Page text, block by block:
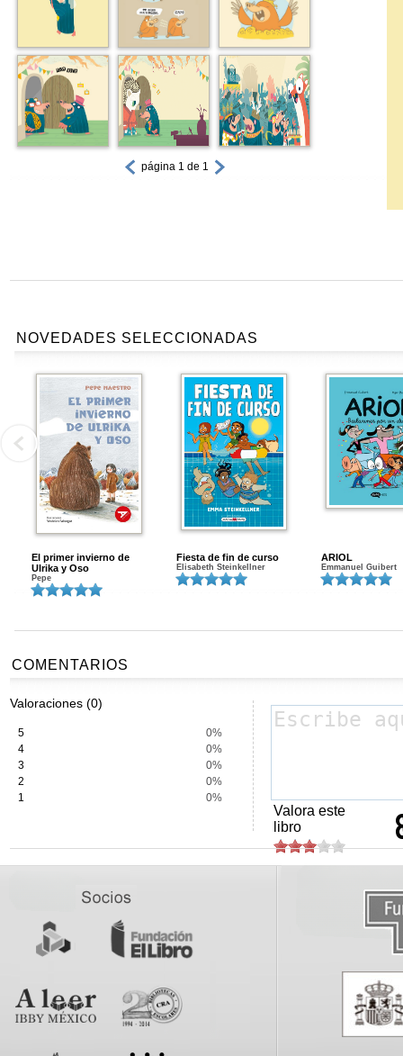
página 1 de 1
NOVEDADES SELECCIONADAS
El primer invierno de
Ulrika y Oso
Pepe
Fiesta de fin de curso
Elisabeth Steinkellner
ARIOL
Emmanuel Guibert
COMENTARIOS
Valoraciones (0)
5
0%
4
0%
3
0%
2
0%
1
0%
Valora este
libro